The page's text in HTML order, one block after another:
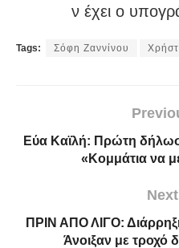
ν έχει ο
Tags: Σόφη Ζαννίνου
Εύα Καϊλή: Πρώτη
«Κομμάτια να
ΠΡΙΝ ΑΠΟ ΛΙΓΟ:
Άνοιξαν με τροχό